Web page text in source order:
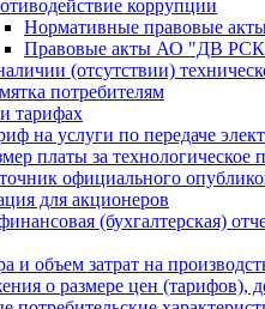
коррупции
Нормативные правовые
Правовые акты АО "ДВ РСК",
(отсутствии)
потребителям
тарифах
на услуги по передаче
платы за технологическое
официального
для акционеров
(бухгалтерская)
и объем затрат на
о размере цен (тарифов),